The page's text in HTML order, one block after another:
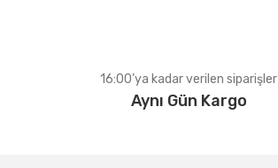
16:00’ya kadar verilen siparişler
Aynı Gün Kargo